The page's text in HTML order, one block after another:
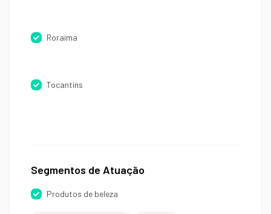
Roraima
Tocantins
Segmentos de Atuação
Produtos de beleza